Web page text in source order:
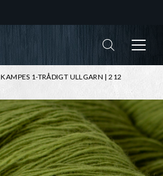
KAMPES 1-TRÅDIGT ULLGARN | 212